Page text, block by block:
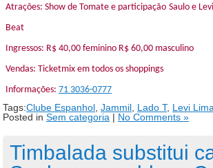
Atrações: Show de Tomate e participação Saulo e
Beat
Ingressos: R$ 40,00 feminino R$ 60,00 masculino
Vendas: Ticketmix em todos os shoppings
Informações: 71 3036-0777
Tags:Clube Espanhol Jammil Lado T, Levi Lima
Posted in Sem categoria | No Comments »
Timbalada substitui